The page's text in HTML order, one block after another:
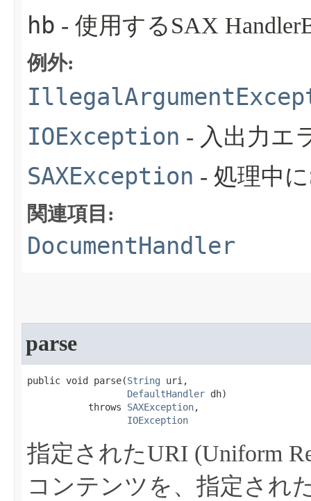
hb - 使用するSAX
例外:
IOException - 入出力エ
SAXException - 処理中
関連項目:
DocumentHandler
parse
public void parse​(String uri,
DefaultHandler dh)
           throws
SAXException,
IOException
指定されたURI (Uniform
コンテンツを、指定され